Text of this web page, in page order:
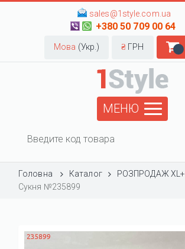
sales@1style.com.ua
+380 50 709 00 64
Мова (Укр.) ₴ ГРН
МЕНЮ
Головна Каталог
РОЗПРОДАЖ XL+
Сукня №235899